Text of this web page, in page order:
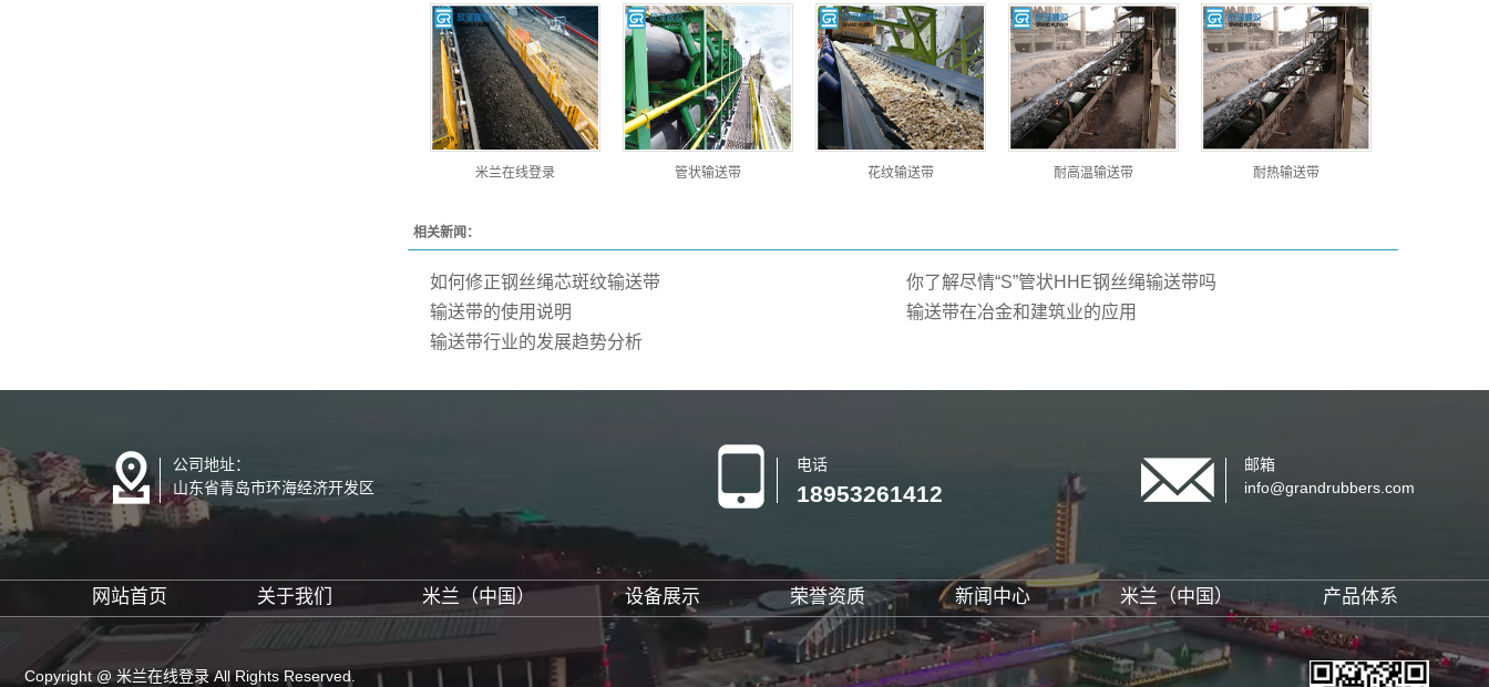
米兰在线登录 管状输送带 花纹输送带 耐高温输送带 耐热输送带
相关新闻：
如何修正钢丝绳芯斑纹输送带
你了解尽情“S”管状HHE钢丝绳输送带吗
输送带的使用说明
输送带在冶金和建筑业的应用
输送带行业的发展趋势分析
公司地址：
山东省青岛市环海经济开发区
电话
18953261412
邮箱
info@grandrubbers.com
网站首页 关于我们 米兰（中国） 设备展示 荣誉资质 新闻中心 米兰（中国） 产品体系
Copyright @ 米兰在线登录 All Rights Reserved.